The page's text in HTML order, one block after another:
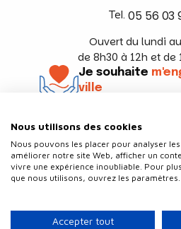
Tel. 05 56 03
Ouvert du lundi
de 8h30 à 12h et de
Je souhaite
ville
Suivez-
Politique de
Nous utilisons des cookies
Nous pouvons les placer pour analyser
améliorer notre site Web, afficher un
vivre une expérience inoubliable. Pour
que nous utilisons, ouvrez les paramètres.
Accepter tout